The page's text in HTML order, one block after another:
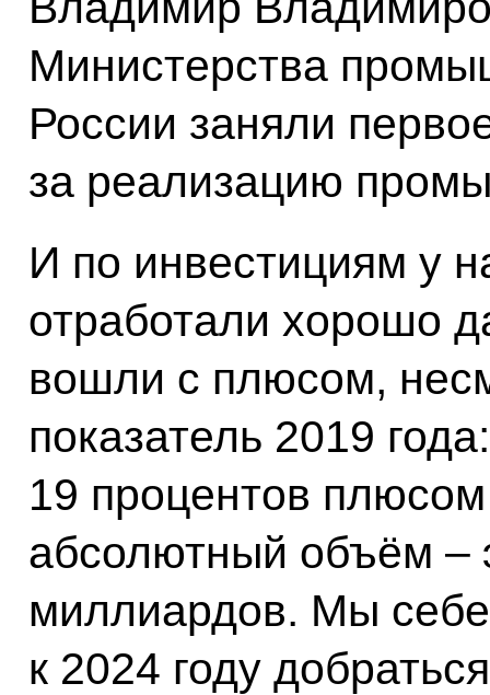
Министерства
России заняли
за реализацию
И по инвестициям у
отработали хорошо
вошли с плюсом,
показатель 2019
19 процентов
абсолютный объём –
миллиардов. Мы
к 2024 году